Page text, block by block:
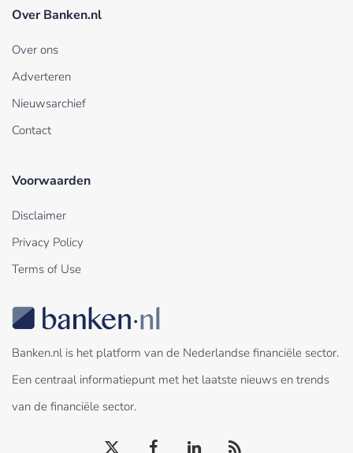
Over Banken.nl
Over ons
Adverteren
Nieuwsarchief
Contact
Voorwaarden
Disclaimer
Privacy Policy
Terms of Use
Banken.nl is het platform van de Nederlandse financiële sector.
Een centraal informatiepunt met het laatste nieuws en trends
van de financiële sector.